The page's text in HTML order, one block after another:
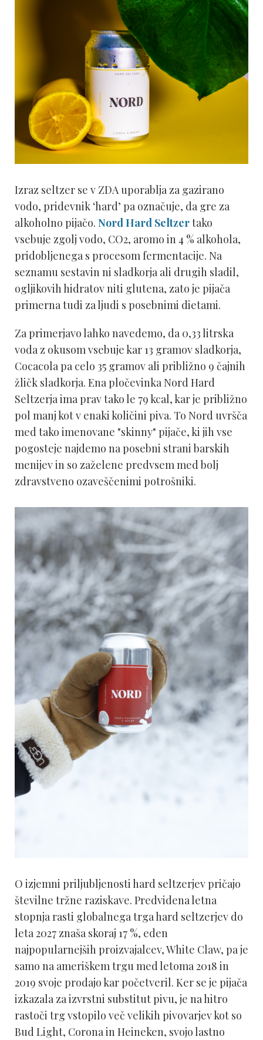
Izraz seltzer se v ZDA uporablja za gazirano
vodo, pridevnik ‘hard’ pa označuje, da gre za
alkoholno pijačo. Nord Hard Seltzertako
vsebuje zgolj vodo, CO2, aromo in 4 % alkohola,
pridobljenega s procesom fermentacije. Na
seznamu sestavin ni sladkorja ali drugih sladil,
ogljikovih hidratov niti glutena, zato je pijača
primerna tudi za ljudi s posebnimi dietami.
Za primerjavo lahko navedemo, da 0,33 litrska
voda z okusom vsebuje kar 13 gramov sladkorja,
Cocacola pa celo 35 gramov ali približno 9 čajnih
žličk sladkorja. Ena pločevinka Nord Hard
Seltzerja ima prav tako le 79 kcal, kar je približno
pol manj kot v enaki količini piva. To Nord uvršča
med tako imenovane "skinny" pijače, ki jih vse
pogosteje najdemo na posebni strani barskih
menijev in so zaželene predvsem med bolj
zdravstveno ozaveščenimi potrošniki.
O izjemni priljubljenosti hard seltzerjev pričajo
številne tržne raziskave. Predvidena letna
stopnja rasti globalnega trga hard seltzerjev do
leta 2027 znaša skoraj 17 %, eden
najpopularnejših proizvajalcev, White Claw, pa je
samo na ameriškem trgu med letoma 2018 in
2019 svoje prodajo kar početveril. Ker se je pijača
izkazala za izvrstni substitut pivu, je na hitro
rastoči trg vstopilo več velikih pivovarjev kot so
Bud Light, Corona in Heineken, svojo lastno